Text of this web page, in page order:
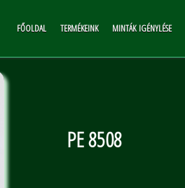
FŐOLDAL TERMÉKEINK MINTÁK IGÉNYLÉSE
PE 8508